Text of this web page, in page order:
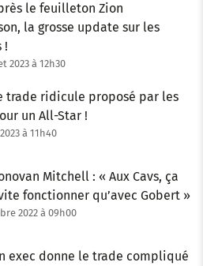
le feuilleton Zion
la grosse update sur les
!
2023 à 12h30
trade ridicule proposé par les
un All-Star !
à 11h40
Mitchell : « Aux Cavs, ça
fonctionner qu’avec Gobert »
2022 à 09h00
exec donne le trade compliqué